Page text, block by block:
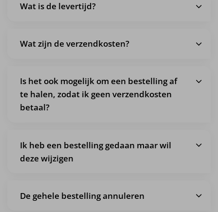
Wat is de levertijd?
Wat zijn de verzendkosten?
Is het ook mogelijk om een bestelling af
te halen, zodat ik geen verzendkosten
betaal?
Ik heb een bestelling gedaan maar wil
deze wijzigen
De gehele bestelling annuleren